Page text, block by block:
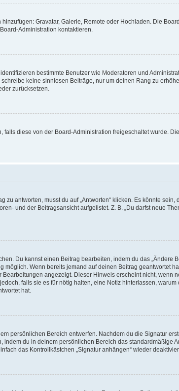
Gravatar, Galerie, Remote oder Hochladen. Die
Administration kontaktieren.
bestimmte Benutzer wie Moderatoren und
keine sinnlosen Beiträge, nur um deinen Rang zu
zurücksetzen.
diese von der Board-Administration freigeschaltet wurde.
antworten, musst du auf „Antworten“ klicken. Es könnte sein,
und der Beitragsansicht aufgelistet. Z. B. „Du darfst neue
Du kannst einen Beitrag bearbeiten, indem du das „Ändere
Wenn bereits jemand auf deinen Beitrag geantwortet
angezeigt. Dieser Hinweis erscheint nicht, wenn
falls sie es für nötig halten, eine Notiz hinterlassen, warum
hat.
persönlichen Bereich entwerfen. Nachdem du die Signatur
du in deinem persönlichen Bereich das standardmäßige
das Kontrollkästchen „Signatur anhängen“ wieder